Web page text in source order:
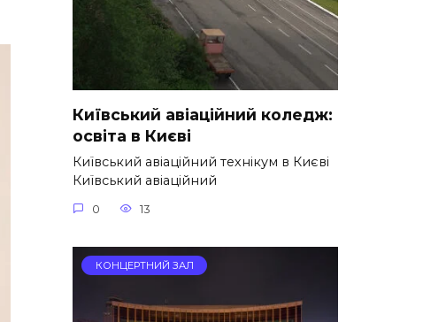
Київський авіаційний коледж:
освіта в Києві
Київський авіаційний технікум в Києві
Київський авіаційний
0 13
КОНЦЕРТНИЙ ЗАЛ